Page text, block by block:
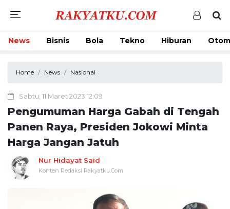
News Bisnis Bola Tekno Hiburan
Home News Nasional
Sabtu, 11 Maret 2023 12:09
Pengumuman Harga Gabah di Tengah
Panen Raya, Presiden Jokowi Minta
Harga Jangan Jatuh
Nur Hidayat Said
Konten Redaksi Rakyatku.Com